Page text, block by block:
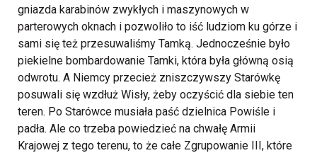
gniazda karabinów zwykłych i maszynowych w
parterowych oknach i pozwoliło to iść ludziom ku górze i
sami się też przesuwaliśmy Tamką. Jednocześnie było
piekielne bombardowanie Tamki, która była główną osią
odwrotu. A Niemcy przecież zniszczywszy Starówkę
posuwali się wzdłuż Wisły, żeby oczyścić dla siebie ten
teren. Po Starówce musiała paść dzielnica Powiśle i
padła. Ale co trzeba powiedzieć na chwałę Armii
Krajowej z tego terenu, to że całe Zgrupowanie III, które